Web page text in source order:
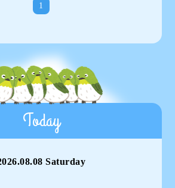
1
Today
Saturday